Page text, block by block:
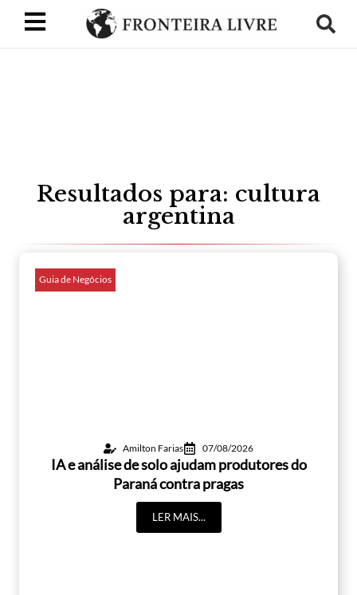
Resultados para: cultura
argentina
Guia de Negócios
Amilton Farias 07/08/2026
IA e análise de solo ajudam produtores do
Paraná contra pragas
LER MAIS...